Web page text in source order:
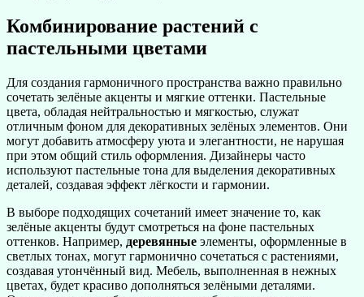
Комбинирование растений с
пастельными цветами
Для создания гармоничного пространства важно правильно
сочетать зелёные акценты и мягкие оттенки. Пастельные
цвета, обладая нейтральностью и мягкостью, служат
отличным фоном для декоративных зелёных элементов. Они
могут добавить атмосферу уюта и элегантности, не нарушая
при этом общий стиль оформления. Дизайнеры часто
используют пастельные тона для выделения декоративных
деталей, создавая эффект лёгкости и гармонии.
В выборе подходящих сочетаний имеет значение то, как
зелёные акценты будут смотреться на фоне пастельных
оттенков. Например, деревянные элементы, оформленные в
светлых тонах, могут гармонично сочетаться с растениями,
создавая утончённый вид. Мебель, выполненная в нежных
цветах, будет красиво дополняться зелёными деталями.